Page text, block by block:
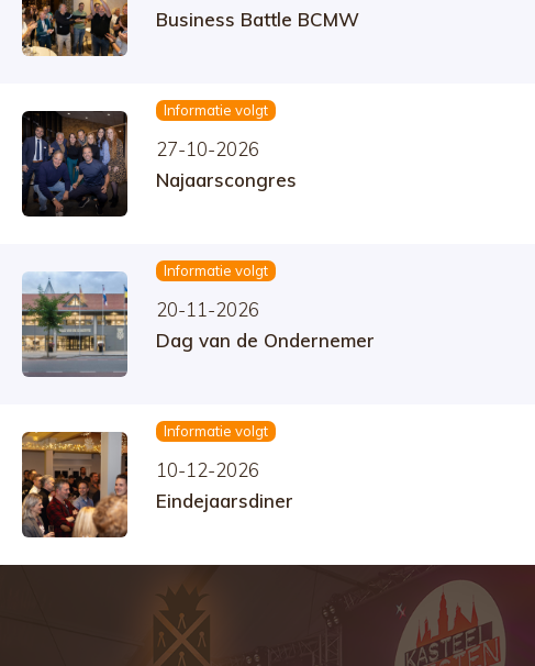
Business Battle BCMW
Informatie volgt
27-10-2026
Najaarscongres
Informatie volgt
20-11-2026
Dag van de Ondernemer
Informatie volgt
10-12-2026
Eindejaarsdiner